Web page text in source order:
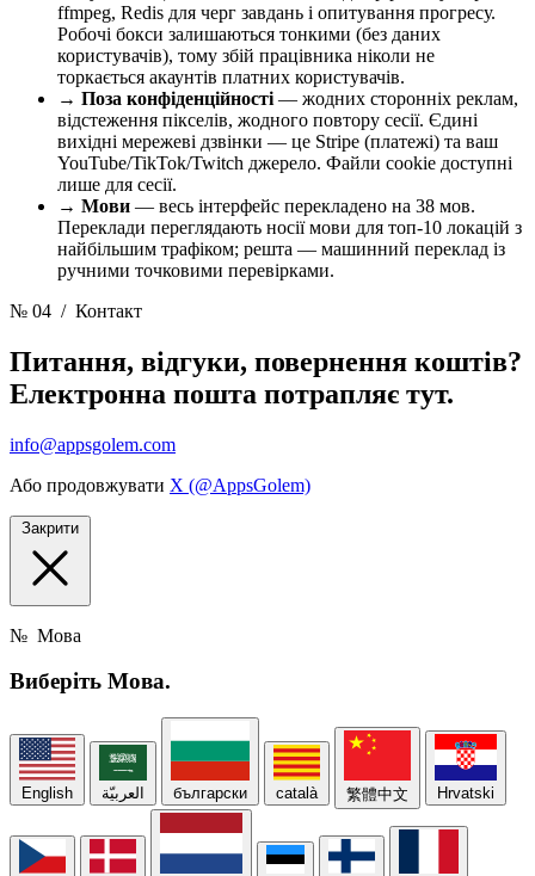
ffmpeg, Redis для черг завдань і опитування прогресу.
Робочі бокси залишаються тонкими (без даних
користувачів), тому збій працівника ніколи не
торкається акаунтів платних користувачів.
→ Поза конфіденційності — жодних сторонніх реклам,
відстеження пікселів, жодного повтору сесії. Єдині
вихідні мережеві дзвінки — це Stripe (платежі) та ваш
YouTube/TikTok/Twitch джерело. Файли cookie доступні
лише для сесії.
→ Мови — весь інтерфейс перекладено на 38 мов.
Переклади переглядають носії мови для топ-10 локацій з
найбільшим трафіком; решта — машинний переклад із
ручними точковими перевірками.
№ 04 / Контакт
Питання, відгуки, повернення коштів?
Електронна пошта потрапляє тут.
info@appsgolem.com
Або продовжувати X (@AppsGolem)
Закрити
№ Мова
Виберіть Мова.
English العربيّة български català 繁體中文 Hrvatski